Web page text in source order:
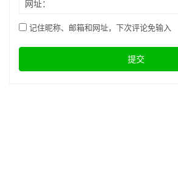
网址：
记住昵称、邮箱和网址，下次评论免输入
提交